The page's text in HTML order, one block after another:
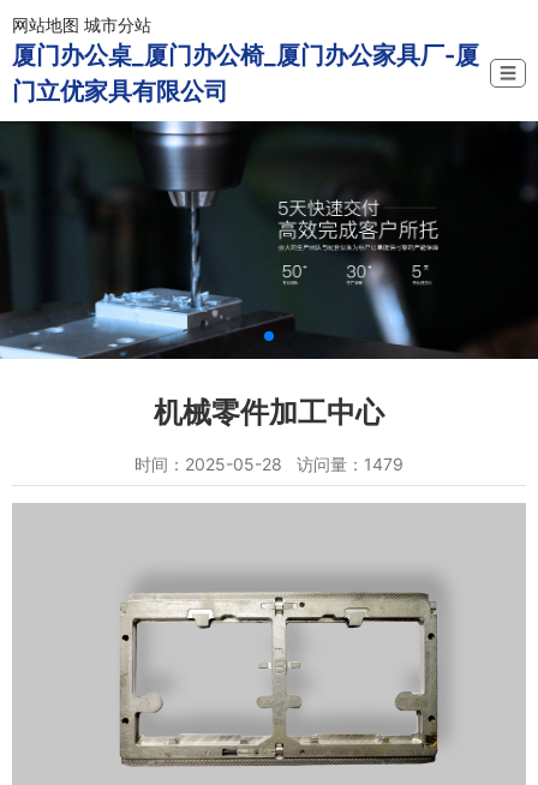
网站地图 城市分站
厦门办公桌_厦门办公椅_厦门办公家具厂-厦
门立优家具有限公司
☰
机械零件加工中心
时间：2025-05-28 访问量：1479